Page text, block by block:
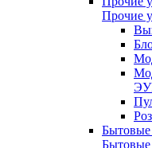
Прочие
Бытовые
Бытовые